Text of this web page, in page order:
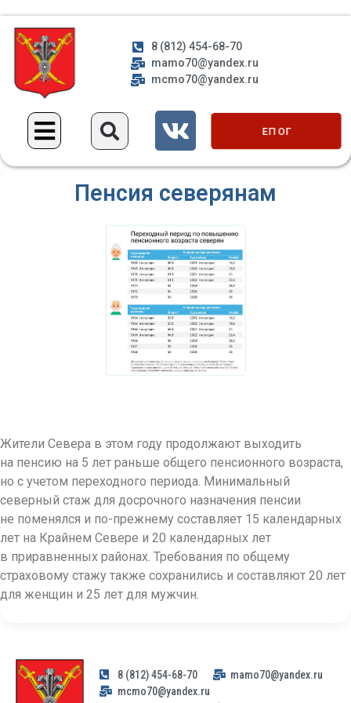
8 (812) 454-68-70
mamo70@yandex.ru
mcmo70@yandex.ru
ЕП ОГ
Пенсия северянам
Жители Севера в этом году продолжают выходить
на пенсию на 5 лет раньше общего пенсионного возраста,
но с учетом переходного периода. Минимальный
северный стаж для досрочного назначения пенсии
не поменялся и по-прежнему составляет 15 календарных
лет на Крайнем Севере и 20 календарных лет
в приравненных районах. Требования по общему
страховому стажу также сохранились и составляют 20 лет
для женщин и 25 лет для мужчин.
8 (812) 454-68-70
mamo70@yandex.ru
mcmo70@yandex.ru